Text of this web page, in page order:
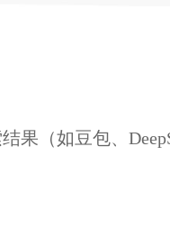
果（如豆包、